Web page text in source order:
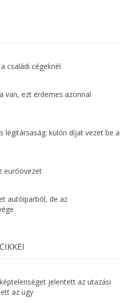
családi cégeknél
van, ezt érdemes azonnal
légitársaság: külön díjat vezet be a
euróövezet
autóiparból, de az
jelentett az utazási
az ügy